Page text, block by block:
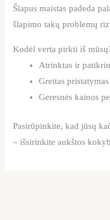
Šlapus maistas padeda
šlapimo takų problemų
Kodėl verta pirkti iš
Atrinktas ir
Greitas pristatymas
Geresnės kainos
Pasirūpinkite, kad jūsų
– išsirinkite aukštos